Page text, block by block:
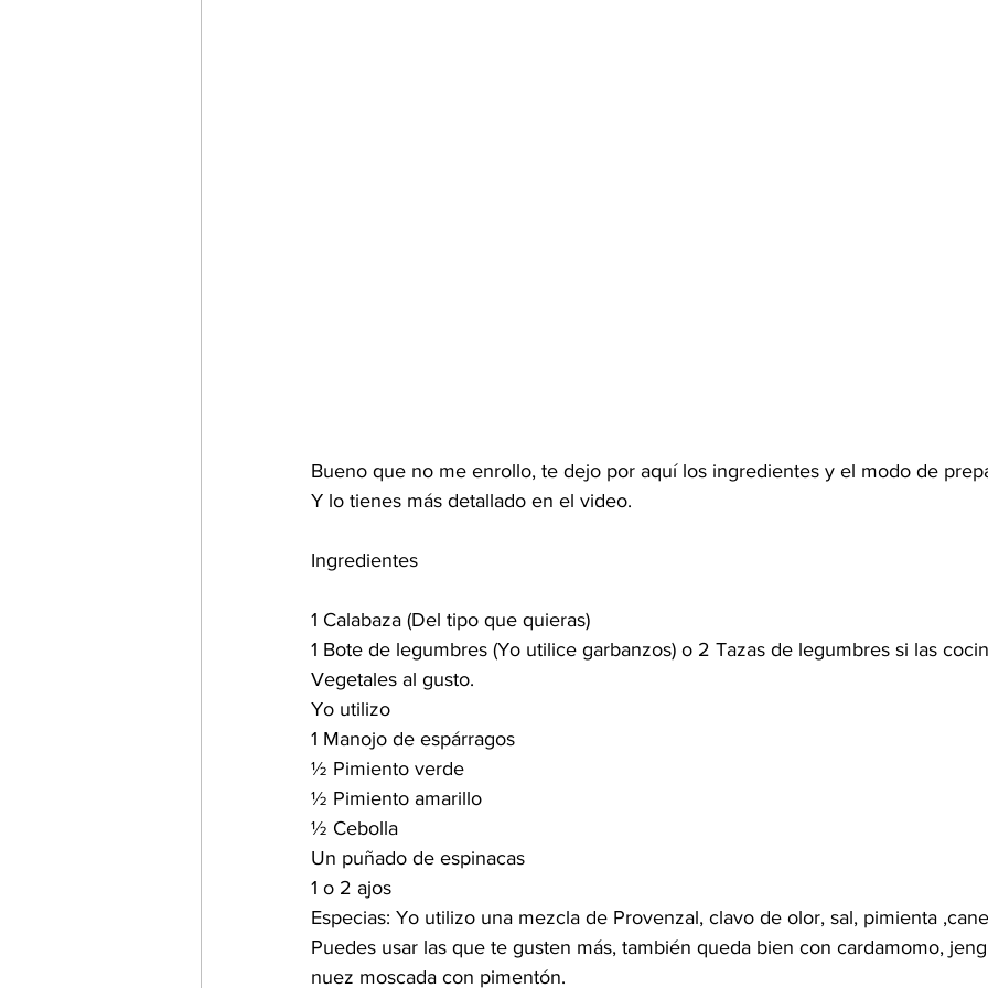
Bueno que no me enrollo, te dejo por aquí los ingredientes y el modo de
Y lo tienes más detallado en el video.
Ingredientes
1 Calabaza (Del tipo que quieras)
1 Bote de legumbres (Yo utilice garbanzos) o 2 Tazas de legumbres si las
Vegetales al gusto.
Yo utilizo
1 Manojo de espárragos
½ Pimiento verde
½ Pimiento amarillo
½ Cebolla
Un puñado de espinacas
1 o 2 ajos
Especias: Yo utilizo una mezcla de Provenzal, clavo de olor, sal, pimienta
Puedes usar las que te gusten más, también queda bien con cardamomo,
nuez moscada con pimentón.